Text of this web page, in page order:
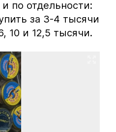
по отдельности:
за 3-4 тысячи
и 12,5 тысячи.